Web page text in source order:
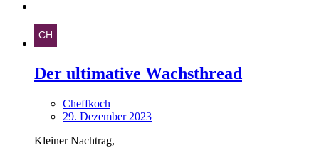
Der ultimative Wachsthread
Cheffkoch
29. Dezember 2023
Kleiner Nachtrag,